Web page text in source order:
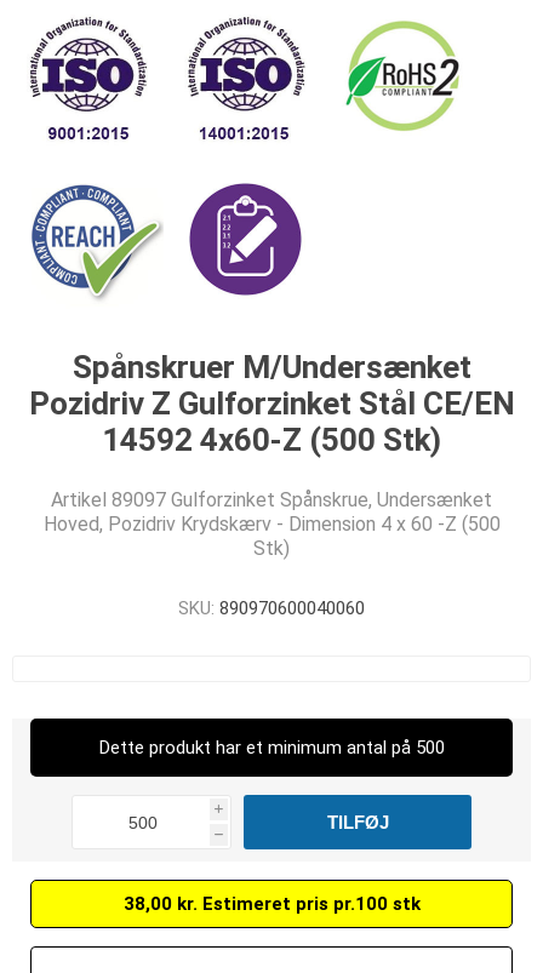
Spånskruer M/Undersænket
Pozidriv Z Gulforzinket Stål CE/EN
14592 4x60-Z (500 Stk)
Artikel 89097 Gulforzinket Spånskrue, Undersænket
Hoved, Pozidriv Krydskærv - Dimension 4 x 60 -Z (500
Stk)
SKU: 890970600040060
Dette produkt har et minimum antal på 500
i
h
38,00 kr. Estimeret pris pr.100 stk